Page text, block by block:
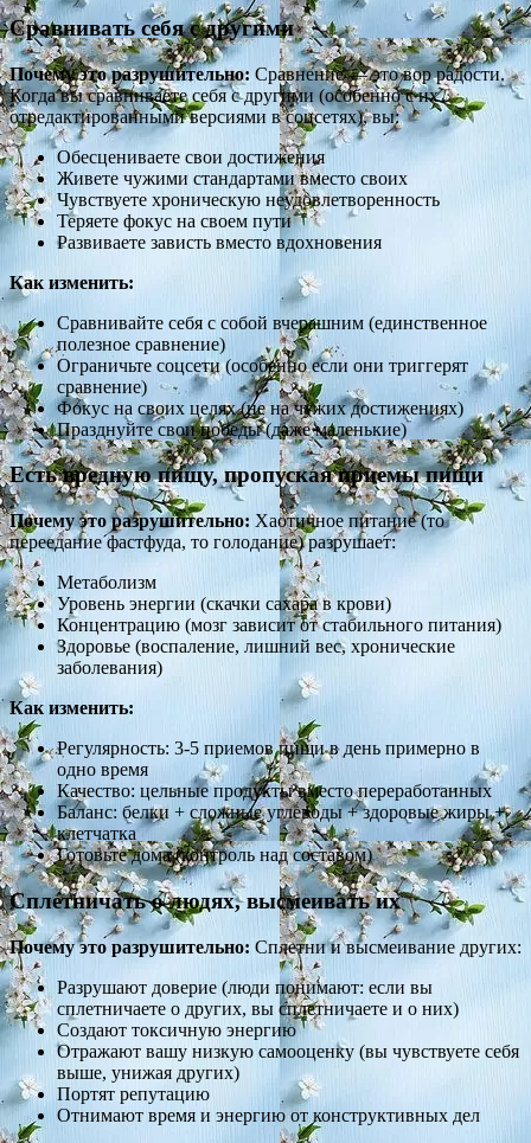
Сравнивать себя с другими
Почему это разрушительно: Сравнение — это вор радости.
Когда вы сравниваете себя с другими (особенно с их
отредактированными версиями в соцсетях), вы:
Обесцениваете свои достижения
Живете чужими стандартами вместо своих
Чувствуете хроническую неудовлетворенность
Теряете фокус на своем пути
Развиваете зависть вместо вдохновения
Как изменить:
Сравнивайте себя с собой вчерашним (единственное
полезное сравнение)
Ограничьте соцсети (особенно если они триггерят
сравнение)
Фокус на своих целях (не на чужих достижениях)
Празднуйте свои победы (даже маленькие)
Есть вредную пищу, пропуская приемы пищи
Почему это разрушительно: Хаотичное питание (то
переедание фастфуда, то голодание) разрушает:
Метаболизм
Уровень энергии (скачки сахара в крови)
Концентрацию (мозг зависит от стабильного питания)
Здоровье (воспаление, лишний вес, хронические
заболевания)
Как изменить:
Регулярность: 3-5 приемов пищи в день примерно в
одно время
Качество: цельные продукты вместо переработанных
Баланс: белки + сложные углеводы + здоровые жиры +
клетчатка
Готовьте дома (контроль над составом)
Сплетничать о людях, высмеивать их
Почему это разрушительно: Сплетни и высмеивание других:
Разрушают доверие (люди понимают: если вы
сплетничаете о других, вы сплетничаете и о них)
Создают токсичную энергию
Отражают вашу низкую самооценку (вы чувствуете себя
выше, унижая других)
Портят репутацию
Отнимают время и энергию от конструктивных дел